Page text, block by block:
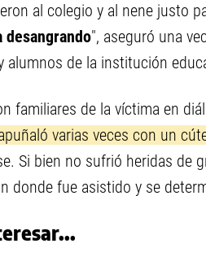
al colegio y al nene justo
desangrando", aseguró una
alumnos de la institución
familiares de la víctima en
varias veces con un
Si bien no sufrió heridas de
donde fue asistido y se